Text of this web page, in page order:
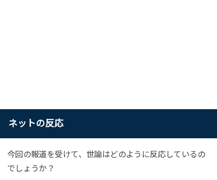
ネットの反応
今回の報道を受けて、世論はどのように反応しているの
でしょうか？